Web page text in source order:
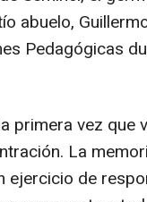
abuelo,
Pedagógicas
primera vez que
La
ejercicio de